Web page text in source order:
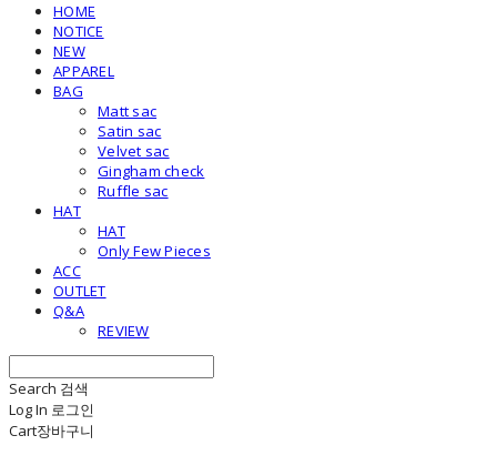
HOME
NOTICE
NEW
APPAREL
BAG
Matt sac
Satin sac
Velvet sac
Gingham check
Ruffle sac
HAT
HAT
Only Few Pieces
ACC
OUTLET
Q&A
REVIEW
Search 검색
Log In 로그인
Cart장바구니